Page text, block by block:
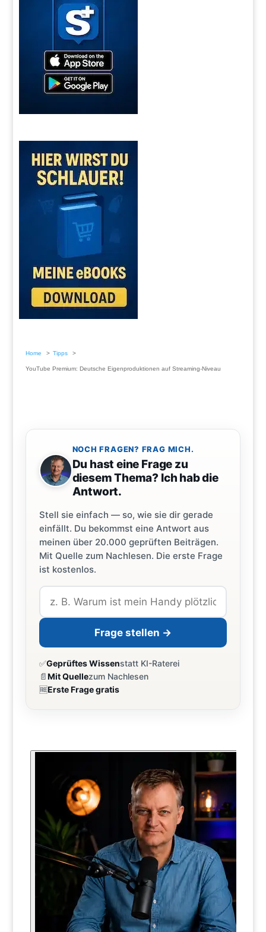
Home Tipps
YouTube Premium: Deutsche Eigenproduktionen auf Streaming-Niveau
NOCH FRAGEN? FRAG MICH.
Du hast eine Frage zu
diesem Thema? Ich hab die
Antwort.
Stell sie einfach — so, wie sie dir gerade
einfällt. Du bekommst eine Antwort aus
meinen über 20.000 geprüften Beiträgen.
Mit Quelle zum Nachlesen. Die erste Frage
ist kostenlos.
Frage stellen →
✅Geprüftes Wissenstatt KI-Raterei
📄Mit Quellezum Nachlesen
🆓Erste Frage gratis